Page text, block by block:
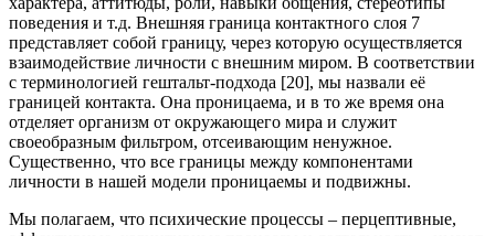
поведения и т.д. Внешняя граница контактного слоя 7
представляет собой границу, через которую осуществляется
взаимодействие личности с внешним миром. В соответствии
с терминологией гештальт-подхода [20], мы назвали её
границей контакта. Она проницаема, и в то же время она
отделяет организм от окружающего мира и служит
своеобразным фильтром, отсеивающим ненужное.
Существенно, что все границы между компонентами
личности в нашей модели проницаемы и подвижны.
Мы полагаем, что психические процессы – перцептивные,